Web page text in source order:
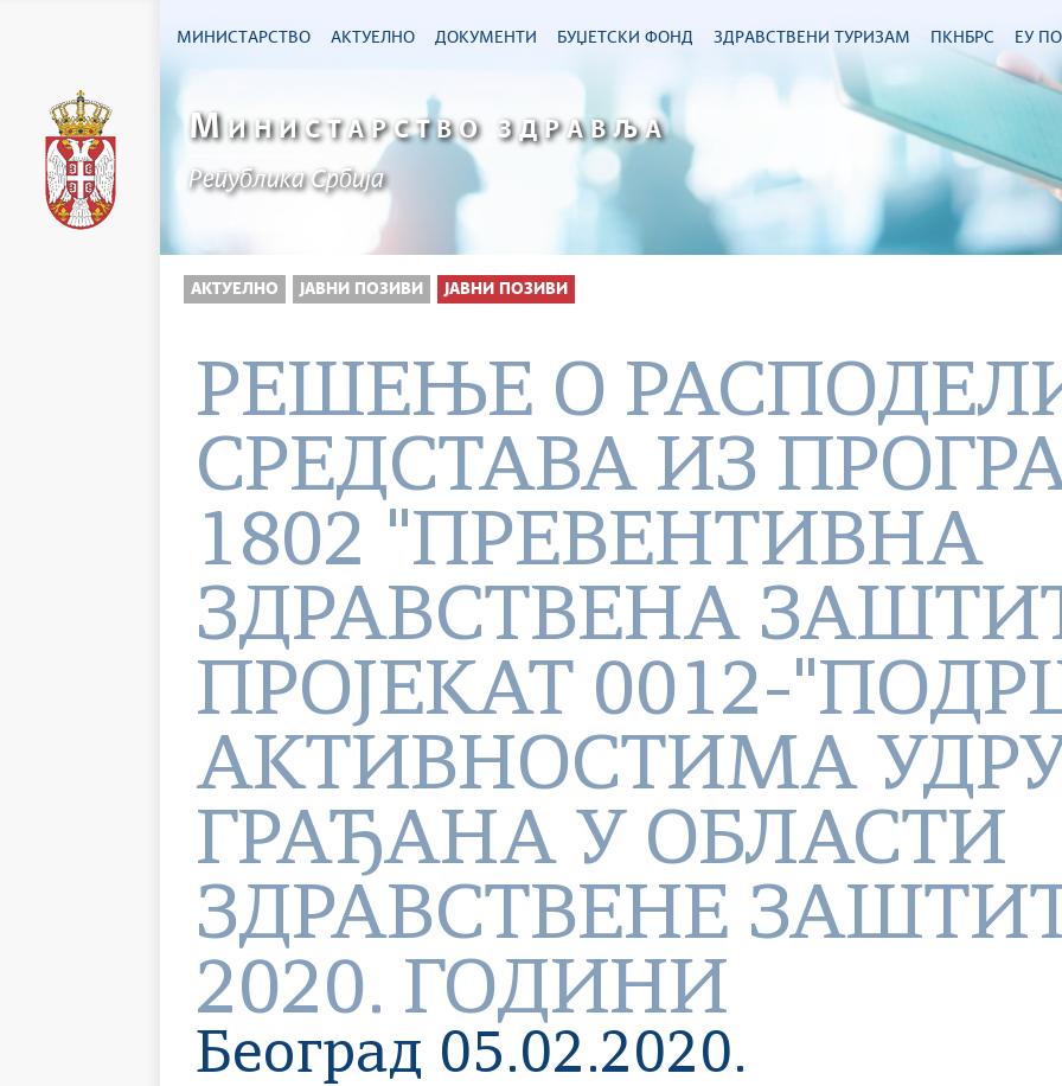
МИНИСТАРСТВО АКТУЕЛНО ДОКУМЕНТИ БУЏЕТСКИ ФОНД ЗДРАВСТВЕНИ ТУРИЗАМ ПКНБРС ЕУ
М ИНИСТАРСТВО ЗДРАВЉА
Република Србија
АКТУЕЛНО ЈАВНИ ПОЗИВИ ЈАВНИ ПОЗИВИ
РЕШЕЊЕ О
СРЕДСТАВА ИЗ
1802 "ПРЕВЕНТИВНА
ЗДРАВСТВЕНА
ПРОЈЕКАТ 0012-
АКТИВНОСТИМА
ГРАЂАНА У ОБЛАСТИ
ЗДРАВСТВЕНЕ
2020. ГОДИНИ
Београд 05.02.2020.